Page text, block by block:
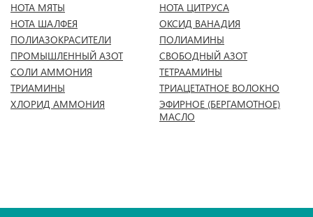
НОТА МЯТЫ
НОТА ЦИТРУСА
НОТА ШАЛФЕЯ
ОКСИД ВАНАДИЯ
ПОЛИАЗОКРАСИТЕЛИ
ПОЛИАМИНЫ
ПРОМЫШЛЕННЫЙ АЗОТ
СВОБОДНЫЙ АЗОТ
СОЛИ АММОНИЯ
ТЕТРААМИНЫ
ТРИАМИНЫ
ТРИАЦЕТАТНОЕ ВОЛОКНО
ХЛОРИД АММОНИЯ
ЭФИРНОЕ (БЕРГАМОТНОЕ)
МАСЛО